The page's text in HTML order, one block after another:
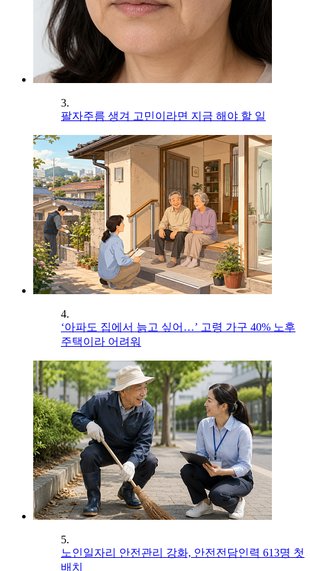
3.
팔자주름 생겨 고민이라면 지금 해야 할 일
4.
‘아파도 집에서 늙고 싶어…’ 고령 가구 40% 노후
주택이라 어려워
5.
노인일자리 안전관리 강화, 안전전담인력 613명 첫
배치